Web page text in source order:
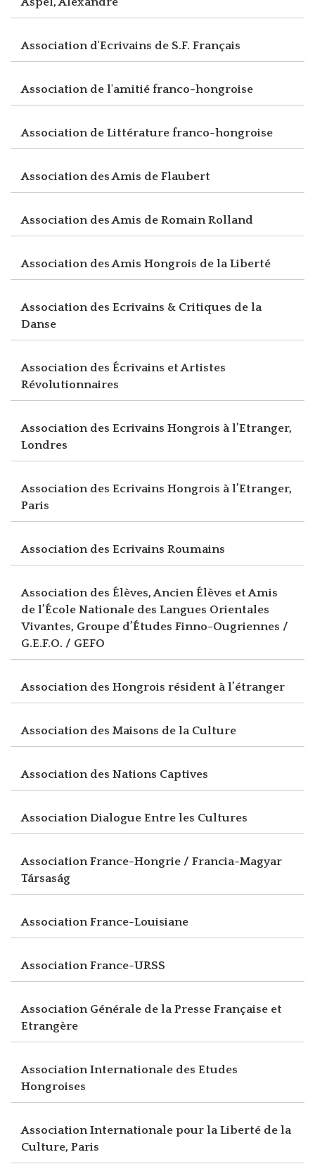
Association d'Ecrivains de S.F. Français
Association de l'amitié franco-hongroise
Association de Littérature franco-hongroise
Association des Amis de Flaubert
Association des Amis de Romain Rolland
Association des Amis Hongrois de la Liberté
Association des Ecrivains & Critiques de la
Danse
Association des Écrivains et Artistes
Révolutionnaires
Association des Ecrivains Hongrois à l’Etranger,
Londres
Association des Ecrivains Hongrois à l’Etranger,
Paris
Association des Ecrivains Roumains
Association des Élèves, Ancien Élèves et Amis
de l’École Nationale des Langues Orientales
Vivantes, Groupe d’Études Finno-Ougriennes /
G.E.F.O. / GEFO
Association des Hongrois résident à l’étranger
Association des Maisons de la Culture
Association des Nations Captives
Association Dialogue Entre les Cultures
Association France-Hongrie / Francia-Magyar
Társaság
Association France-Louisiane
Association France-URSS
Association Générale de la Presse Française et
Etrangère
Association Internationale des Etudes
Hongroises
Association Internationale pour la Liberté de la
Culture, Paris